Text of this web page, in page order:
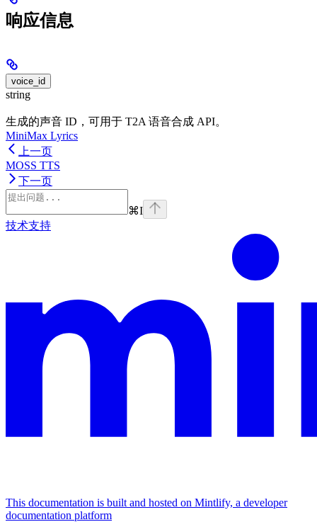
响应信息
voice_id
string
生成的声音 ID，可用于 T2A 语音合成 API。
MiniMax Lyrics
上一页
MOSS TTS
下一页
⌘I
技术支持
This documentation is built and hosted on Mintlify, a developer
documentation platform